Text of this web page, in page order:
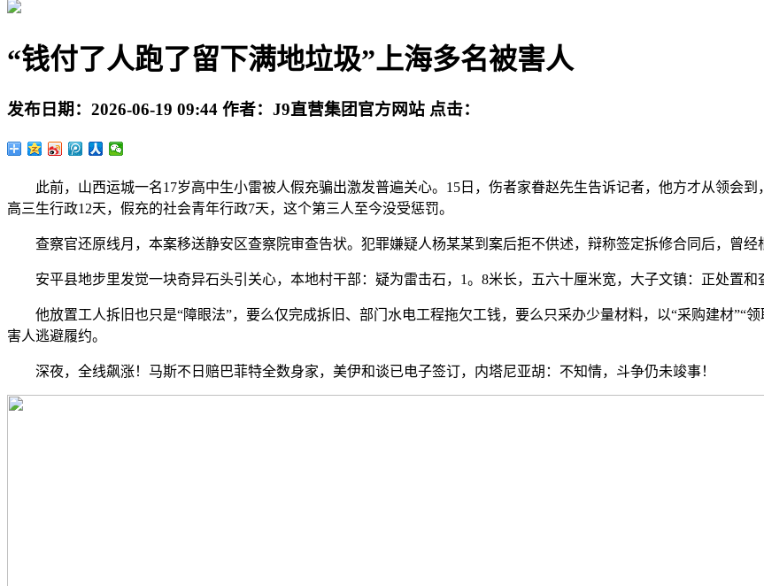
“钱付了人跑了留下满地垃圾”上海多名被害人
发布日期： 2026-06-19 09:44 作者： J9直营集团官方网站 点击：
此前，山西运城一名17岁高中生小雷被人假充骗出激发普遍关心。15日，伤者家眷赵先生告诉记者，他方才从领会到
高三生行政12天，假充的社会青年行政7天，这个第三人至今没受惩罚。
查察官还原线月，本案移送静安区查察院审查告状。犯罪嫌疑人杨某某到案后拒不供述，辩称签定拆修合同后，曾经
安平县地步里发觉一块奇异石头引关心，本地村干部：疑为雷击石，1。8米长，五六十厘米宽，大子文镇：正处置和
他放置工人拆旧也只是“障眼法”，要么仅完成拆旧、部门水电工程拖欠工钱，要么只采办少量材料，以“采购建材”“
害人逃避履约。
深夜，全线飙涨！马斯不日赔巴菲特全数身家，美伊和谈已电子签订，内塔尼亚胡：不知情，斗争仍未竣事！